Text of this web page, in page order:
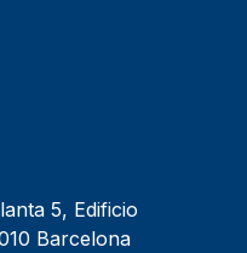
5, Edificio
Barcelona